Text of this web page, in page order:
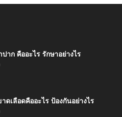
ปาก คืออะไร รักษาอย่างไร
ดเลือดคืออะไร ป้องกันอย่างไร